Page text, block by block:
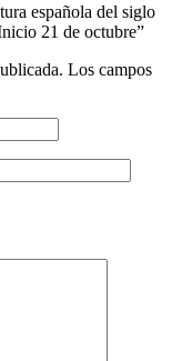
española del siglo
21 de octubre”
Los campos